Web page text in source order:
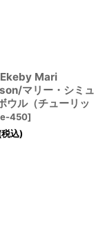
Mari
マリー・シミュ
ウル（チューリッ
450]
込)